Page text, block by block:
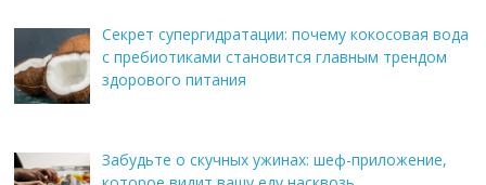
Секрет супергидратации: почему кокосовая вода
с пребиотиками становится главным трендом
здорового питания
Забудьте о скучных ужинах: шеф-приложение,